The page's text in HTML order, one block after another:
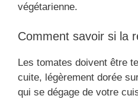
végétarienne.
Comment savoir si la
Les tomates doivent être
cuite, légèrement dorée
qui se dégage de votre